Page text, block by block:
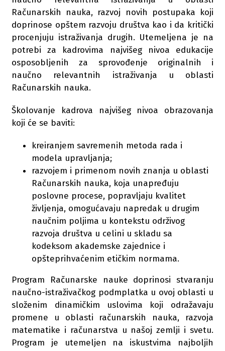
Računarskih nauka, razvoj novih postupaka koji
doprinose opštem razvoju društva kao i da kritički
procenjuju istraživanja drugih. Utemeljena je na
potrebi za kadrovima najvišeg nivoa edukacije
osposobljenih za sprovođenje originalnih i
naučno relevantnih istraživanja u oblasti
Računarskih nauka.
Školovanje kadrova najvišeg nivoa obrazovanja
koji će se baviti:
kreiranjem savremenih metoda rada i
modela upravljanja;
razvojem i primenom novih znanja u oblasti
Računarskih nauka, koja unapređuju
poslovne procese, popravljaju kvalitet
življenja, omogućavaju napredak u drugim
naučnim poljima u kontekstu održivog
razvoja društva u celini u skladu sa
kodeksom akademske zajednice i
opšteprihvaćenim etičkim normama.
Program Računarske nauke doprinosi stvaranju
naučno-istraživačkog podmplatka u ovoj oblasti u
složenim dinamičkim uslovima koji odražavaju
promene u oblasti računarskih nauka, razvoja
matematike i računarstva u našoj zemlji i svetu.
Program je utemeljen na iskustvima najboljih